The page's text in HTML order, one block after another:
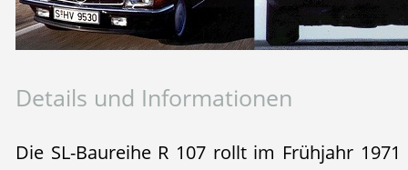
Details und Informationen
Die SL-Baureihe R 107 rollt im Frühjahr